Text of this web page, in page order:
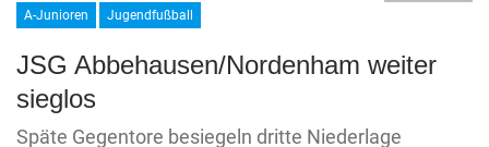
A-Junioren Jugendfußball
JSG Abbehausen/Nordenham weiter
sieglos
Späte Gegentore besiegeln dritte Niederlage